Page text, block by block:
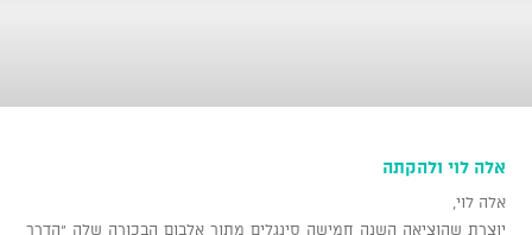
אלה לוי ולהקתה
אלה לוי,
יוצרת שהוציאה השנה חמישה סינגלים מתוך אלבום הבכורה שלה "הדרך